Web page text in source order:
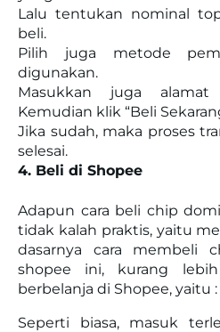
Lalu tentukan nominal
beli.
Pilih juga metode
digunakan.
Masukkan juga
Kemudian klik “Beli
Jika sudah, maka proses
selesai.
4. Beli di Shopee
Adapun cara beli chip
tidak kalah praktis, yaitu
dasarnya cara membeli
shopee ini, kurang
berbelanja di Shopee, yaitu :
Seperti biasa, masuk